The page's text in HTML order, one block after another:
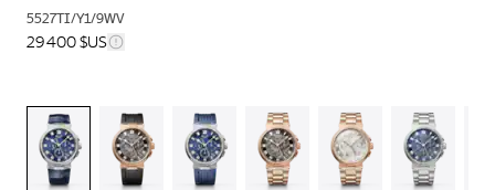
5527TI/Y1/9WV
29 400 $US